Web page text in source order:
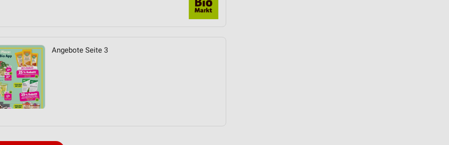
Angebote Seite 3